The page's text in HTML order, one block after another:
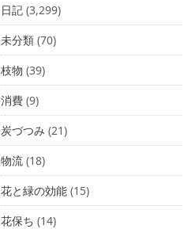
日記 (3,299)
未分類 (70)
枝物 (39)
消費 (9)
炭づつみ (21)
物流 (18)
花と緑の効能 (15)
花保ち (14)